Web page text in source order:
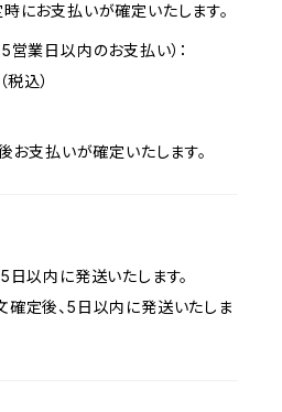
にお支払いが確定いたします。
業日以内のお支払い）：
込）
お支払いが確定いたします。
以内に発送いたします。
定後、5日以内に発送いたしま